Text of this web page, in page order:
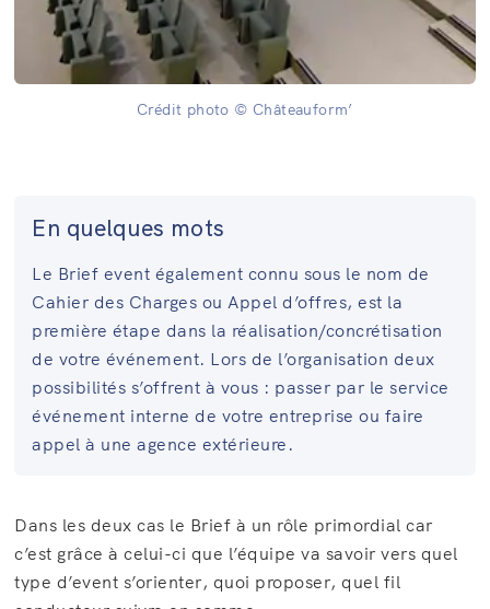
Crédit photo © Châteauform’
En quelques mots
Le Brief event également connu sous le nom de
Cahier des Charges ou Appel d’offres, est la
première étape dans la réalisation/concrétisation
de votre événement. Lors de l’organisation deux
possibilités s’offrent à vous : passer par le service
événement interne de votre entreprise ou faire
appel à une agence extérieure.
Dans les deux cas le Brief à un rôle primordial car
c’est grâce à celui-ci que l’équipe va savoir vers quel
type d’event s’orienter, quoi proposer, quel fil